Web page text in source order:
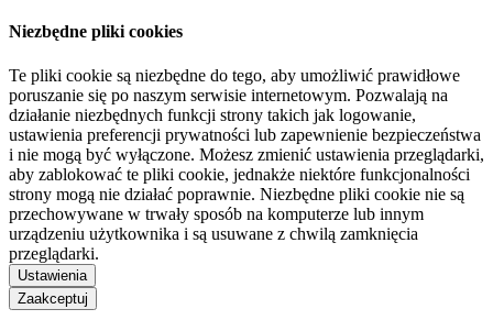
Niezbędne pliki cookies
Te pliki cookie są niezbędne do tego, aby umożliwić prawidłowe
poruszanie się po naszym serwisie internetowym. Pozwalają na
działanie niezbędnych funkcji strony takich jak logowanie,
ustawienia preferencji prywatności lub zapewnienie bezpieczeństwa
i nie mogą być wyłączone. Możesz zmienić ustawienia przeglądarki,
aby zablokować te pliki cookie, jednakże niektóre funkcjonalności
strony mogą nie działać poprawnie. Niezbędne pliki cookie nie są
przechowywane w trwały sposób na komputerze lub innym
urządzeniu użytkownika i są usuwane z chwilą zamknięcia
przeglądarki.
Ustawienia
Zaakceptuj